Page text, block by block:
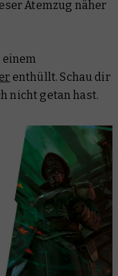
Atemzug näher
enthüllt. Schau dir
nicht getan hast.